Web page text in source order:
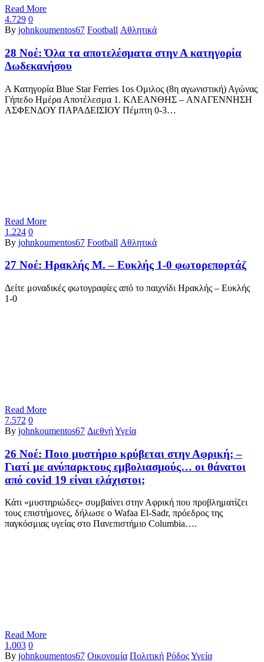
Read More
4.729 0
By johnkoumentos67 Football Αθλητικά
28 Νοέ:Όλα τα αποτελέσματα στην Α κατηγορία
Δωδεκανήσου
Α Κατηγορία Blue Star Ferries 1os Ομιλος (8η αγωνιστική) Αγώνας
Γήπεδο Ημέρα Αποτέλεσμα 1. ΚΛΕΑΝΘΗΣ – ΑΝΑΓΕΝΝΗΣΗ
ΑΣΦΕΝΔΟΥ ΠΑΡΑΔΕΙΣΙΟΥ Πέμπτη 0-3…
Read More
1.224 0
By johnkoumentos67 Football Αθλητικά
27 Νοέ: Ηρακλής Μ. – Ευκλής 1-0 φωτορεπορτάζ
Δείτε μοναδικές φωτογραφίες από το παιχνίδι Ηρακλής – Ευκλής
1-0
Read More
7.572 0
By johnkoumentos67 ΔιεθνήΥγεία
26 Νοέ: Ποιο μυστήριο κρύβεται στην Αφρική; –
Γιατί με ανύπαρκτους εμβολιασμούς… οι θάνατοι
από covid 19 είναι ελάχιστοι;
Κάτι «μυστηριώδες» συμβαίνει στην Αφρική που προβληματίζει
τους επιστήμονες, δήλωσε ο Wafaa El-Sadr, πρόεδρος της
παγκόσμιας υγείας στο Πανεπιστήμιο Columbia….
Read More
1.003 0
By johnkoumentos67 Οικονομία Πολιτική ΡόδοςΥγεία